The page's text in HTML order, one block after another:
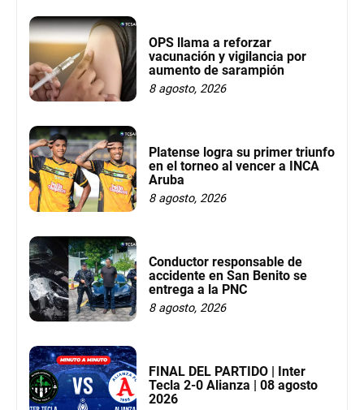
OPS llama a reforzar
vacunación y vigilancia por
aumento de sarampión
8 agosto, 2026
Platense logra su primer triunfo
en el torneo al vencer a INCA
Aruba
8 agosto, 2026
Conductor responsable de
accidente en San Benito se
entrega a la PNC
8 agosto, 2026
FINAL DEL PARTIDO | Inter
Tecla 2-0 Alianza | 08 agosto
2026